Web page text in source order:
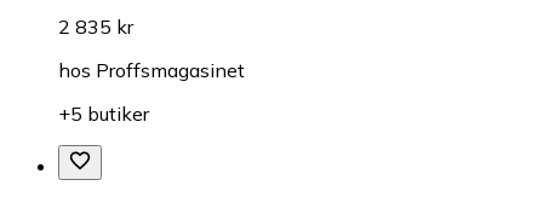
2 835 kr
hos Proffsmagasinet
+5 butiker